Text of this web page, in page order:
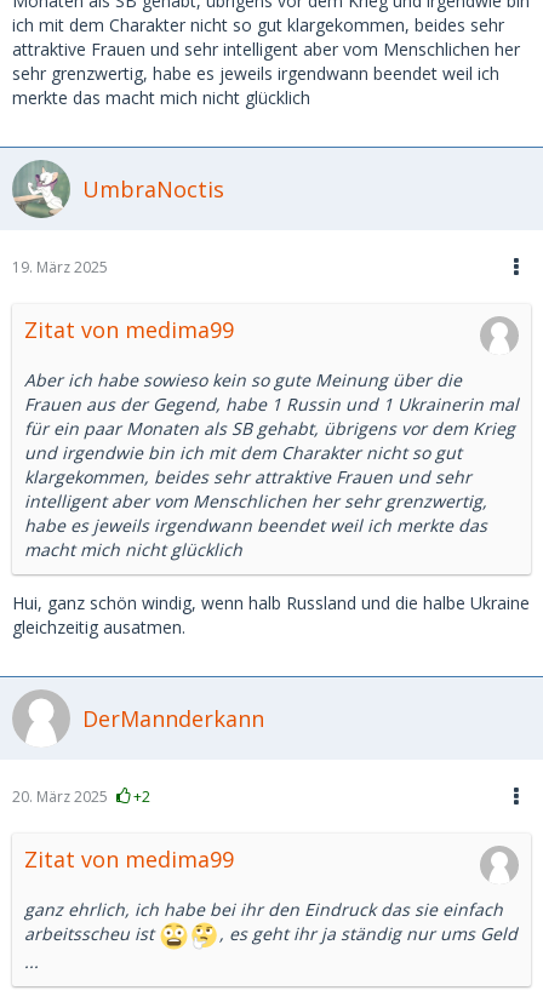
ich mit dem Charakter nicht so gut klargekommen, beides sehr
attraktive Frauen und sehr intelligent aber vom Menschlichen her
sehr grenzwertig, habe es jeweils irgendwann beendet weil ich
merkte das macht mich nicht glücklich
UmbraNoctis
19. März 2025
Zitat von medima99
Aber ich habe sowieso kein so gute Meinung über die
Frauen aus der Gegend, habe 1 Russin und 1 Ukrainerin mal
für ein paar Monaten als SB gehabt, übrigens vor dem Krieg
und irgendwie bin ich mit dem Charakter nicht so gut
klargekommen, beides sehr attraktive Frauen und sehr
intelligent aber vom Menschlichen her sehr grenzwertig,
habe es jeweils irgendwann beendet weil ich merkte das
macht mich nicht glücklich
Hui, ganz schön windig, wenn halb Russland und die halbe Ukraine
gleichzeitig ausatmen.
DerMannderkann
20. März 2025 +2
Zitat von medima99
ganz ehrlich, ich habe bei ihr den Eindruck das sie einfach
arbeitsscheu ist
, es geht ihr ja ständig nur ums Geld
...